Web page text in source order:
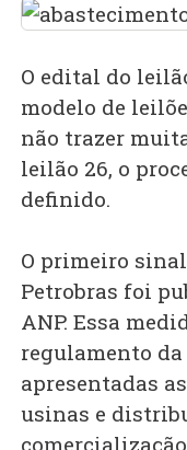
O edital do
modelo de
não trazer
leilão 26, o
definido.
O primeiro
Petrobras foi
ANP. Essa
regulamento da
apresentadas
usinas e